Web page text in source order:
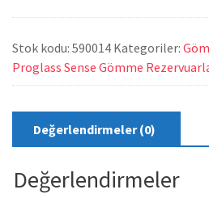
Stok kodu: 590014 Kategoriler:
Proglass Sense Gömme
Değerlendirmeler (0)
Değerlendirmeler